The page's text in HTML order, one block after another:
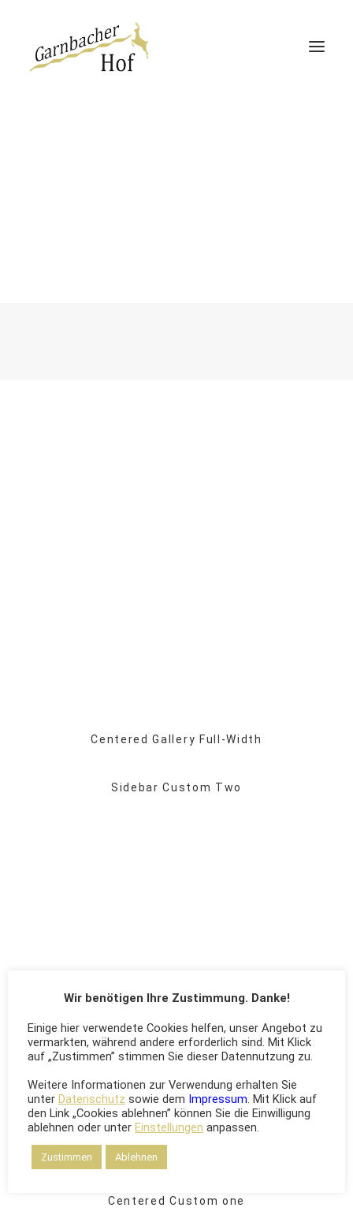
Centered Gallery Full-Width
Sidebar Custom Two
Centered Slides Full-Width
Centered Custom one
Wir benötigen Ihre Zustimmung. Danke!
Einige hier verwendete Cookies helfen, unser Angebot zu
vermarkten, während andere erforderlich sind. Mit Klick
auf „Zustimmen” stimmen Sie dieser Datennutzung zu.
Weitere Informationen zur Verwendung erhalten Sie
unter Datenschutz sowie dem Impressum . Mit Klick auf
den Link „Cookies ablehnen” können Sie die Einwilligung
ablehnen oder unter Einstellungen anpassen.
Zustimmen Ablehnen